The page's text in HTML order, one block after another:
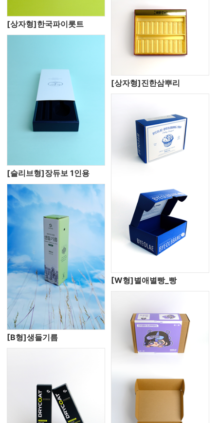
[상자형]한국파이롯트
[슬리브형]장듀보 1인용
[상자형]진한삼뿌리
[B형]생들기름
[W형]별애별빵_빵